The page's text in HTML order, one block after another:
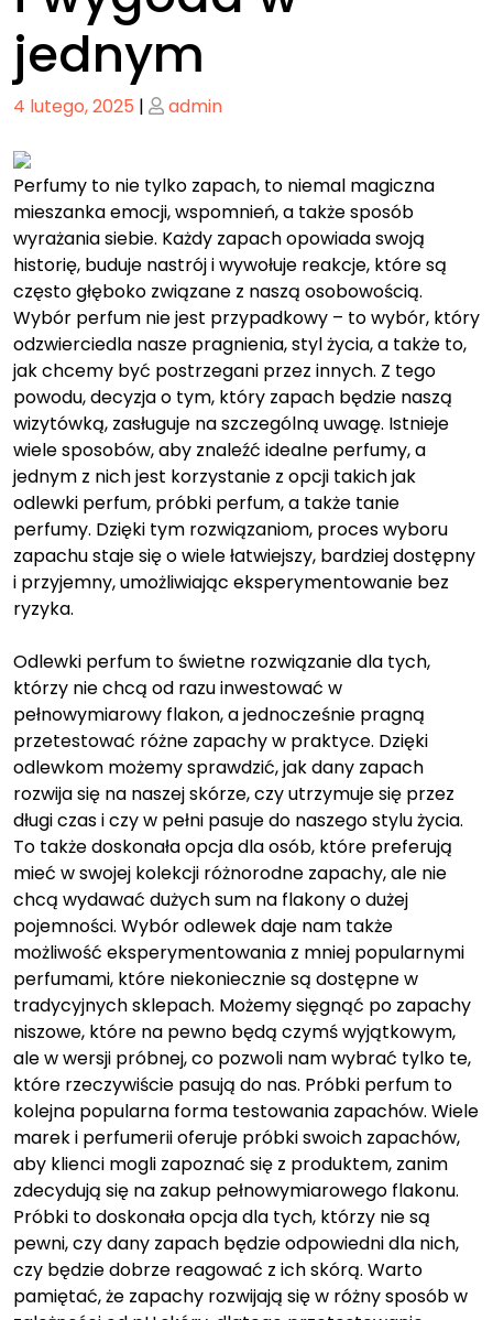
jednym
Posted
4 lutego, 2025 | Posted
admin
Perfumy to nie tylko zapach, to niemal magiczna
mieszanka emocji, wspomnień, a także sposób
wyrażania siebie. Każdy zapach opowiada swoją
historię, buduje nastrój i wywołuje reakcje, które są
często głęboko związane z naszą osobowością.
Wybór perfum nie jest przypadkowy – to wybór, który
odzwierciedla nasze pragnienia, styl życia, a także to,
jak chcemy być postrzegani przez innych. Z tego
powodu, decyzja o tym, który zapach będzie naszą
wizytówką, zasługuje na szczególną uwagę. Istnieje
wiele sposobów, aby znaleźć idealne perfumy, a
jednym z nich jest korzystanie z opcji takich jak
odlewki perfum, próbki perfum, a także tanie
perfumy. Dzięki tym rozwiązaniom, proces wyboru
zapachu staje się o wiele łatwiejszy, bardziej dostępny
i przyjemny, umożliwiając eksperymentowanie bez
ryzyka.
Odlewki perfum to świetne rozwiązanie dla tych,
którzy nie chcą od razu inwestować w
pełnowymiarowy flakon, a jednocześnie pragną
przetestować różne zapachy w praktyce. Dzięki
odlewkom możemy sprawdzić, jak dany zapach
rozwija się na naszej skórze, czy utrzymuje się przez
długi czas i czy w pełni pasuje do naszego stylu życia.
To także doskonała opcja dla osób, które preferują
mieć w swojej kolekcji różnorodne zapachy, ale nie
chcą wydawać dużych sum na flakony o dużej
pojemności. Wybór odlewek daje nam także
możliwość eksperymentowania z mniej popularnymi
perfumami, które niekoniecznie są dostępne w
tradycyjnych sklepach. Możemy sięgnąć po zapachy
niszowe, które na pewno będą czymś wyjątkowym,
ale w wersji próbnej, co pozwoli nam wybrać tylko te,
które rzeczywiście pasują do nas. Próbki perfum to
kolejna popularna forma testowania zapachów. Wiele
marek i perfumerii oferuje próbki swoich zapachów,
aby klienci mogli zapoznać się z produktem, zanim
zdecydują się na zakup pełnowymiarowego flakonu.
Próbki to doskonała opcja dla tych, którzy nie są
pewni, czy dany zapach będzie odpowiedni dla nich,
czy będzie dobrze reagować z ich skórą. Warto
pamiętać, że zapachy rozwijają się w różny sposób w